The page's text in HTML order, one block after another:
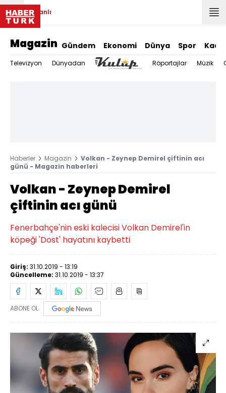
Canlı
Magazin Gündem Ekonomi Dünya Spor
Televizyon Dünyadan Röportajlar Müzik
Haberler Magazin
Volkan - Zeynep Demirel çiftinin acı
günü - Magazin haberleri
Volkan - Zeynep Demirel
çiftinin acı günü
Fenerbahçe'nin eski kalecisi Volkan Demirel'in
köpeği 'Dost' hayatını kaybetti
Giriş: 31.10.2019 - 13:19
Güncelleme: 31.10.2019 - 13:37
ABONE OL